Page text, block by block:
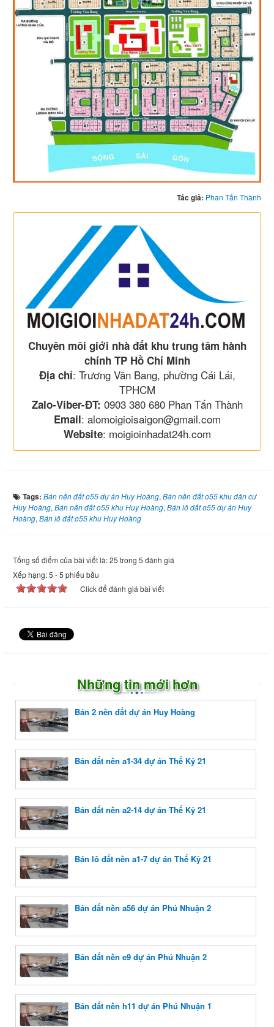
Tác giả: Phan Tấn Thành
Chuyên môi giới nhà đất khu trung tâm hành
chính TP Hồ Chí Minh
Địa chỉ: Trương Văn Bang, phường Cái Lái,
TPHCM
Zalo-Viber-ĐT: 0903 380 680 Phan Tấn Thành
Email: alomoigioisaigon@gmail.com
Website: moigioinhadat24h.com
Tags: Bán nền đất o55 dự án Huy Hoàng, Bán nền đất o55 khu dân cư
Huy Hoàng, Bán nền đất o55 khu Huy Hoàng, Bán lô đất o55 dự án Huy
Hoàng, Bán lô đất o55 khu Huy Hoàng
Tổng số điểm của bài viết là: 25 trong 5 đánh giá
Xếp hạng:5 -5 phiếu bầu
Click để đánh giá bài viết
Những tin mới hơn
Bán 2 nền đất dự án Huy Hoàng
Bán đất nền a1-34 dự án Thế Kỷ 21
Bán đất nền a2-14 dự án Thế Kỷ 21
Bán lô đất nền a1-7 dự án Thế Kỷ 21
Bán đất nền a56 dự án Phú Nhuận 2
Bán đất nền e9 dự án Phú Nhuận 2
Bán đất nền h11 dự án Phú Nhuận 1